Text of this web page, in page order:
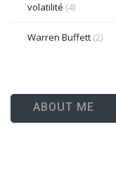
volatilité (4)
Warren Buffett (2)
ABOUT ME